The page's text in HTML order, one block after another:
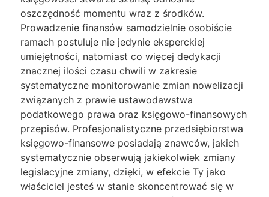
oszczędność momentu wraz z środków.
Prowadzenie finansów samodzielnie osobiście
ramach postuluje nie jedynie eksperckiej
umiejętności, natomiast co więcej dedykacji
znacznej ilości czasu chwili w zakresie
systematyczne monitorowanie zmian nowelizacji
związanych z prawie ustawodawstwa
podatkowego prawa oraz księgowo-finansowych
przepisów. Profesjonalistyczne przedsiębiorstwa
księgowo-finansowe posiadają znawców, jakich
systematycznie obserwują jakiekolwiek zmiany
legislacyjne zmiany, dzięki, w efekcie Ty jako
właściciel jesteś w stanie skoncentrować się w